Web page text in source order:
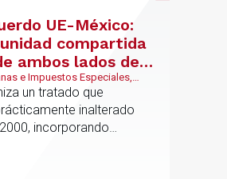
UE-México:
compartida
ambos lados del
e Impuestos Especiales,
Desk
un tratado que
inalterado
incorporando